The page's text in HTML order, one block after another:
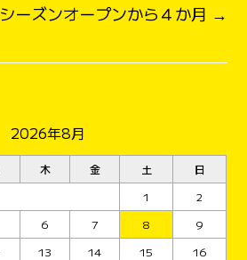
シーズンオープンから４か月 →
2026年8月
木 金 土
日
1
2
6 7 8
9
13 14 15
16